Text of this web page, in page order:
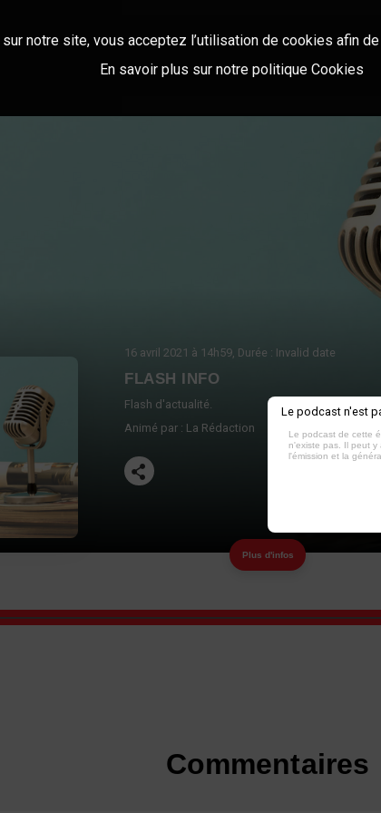
16 avril 2021 à 14h59, Durée : Invalid date
FLASH INFO
Flash d'actualité.
Animé par : La Rédaction
Plus d'infos
Commentaires
notre site, vous acceptez l’utilisation de cookies afin
En savoir plus sur notre politique Cookies
Le podcast n'est
Le podcast de cette
n'existe pas. Il peut y
l'émission et la